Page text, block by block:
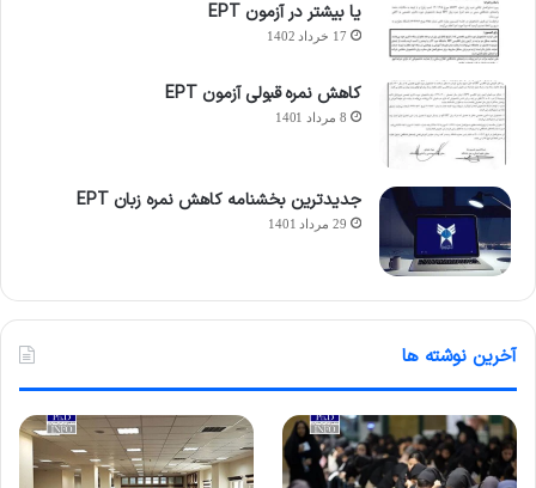
یا بیشتر در آزمون EPT
17 خرداد 1402
کاهش نمره قبولی آزمون EPT
8 مرداد 1401
جدیدترین بخشنامه کاهش نمره زبان EPT
29 مرداد 1401
آخرین نوشته ها